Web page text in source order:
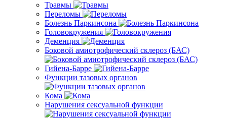
Травмы
Переломы
Болезнь Паркинсона
Головокружения
Деменция
Боковой амиотрофический склероз (БАС)
Гийена-Барре
Функции тазовых органов
Кома
Нарушения сексуальной функции